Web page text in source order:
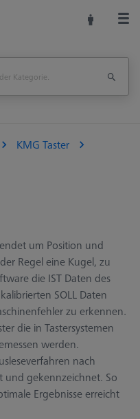
KMG Taster
um Position und
Regel eine Kugel, zu
die IST Daten des
SOLL Daten
zu erkennen.
die in Tastersystemen
werden.
nach
und gekennzeichnet. So
Ergebnisse erreicht